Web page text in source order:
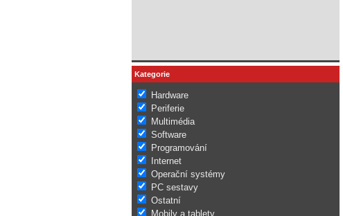
Kategorie
Hardware
Periferie
Multimédia
Software
Programování
Internet
Operační systémy
PC sestavy
Ostatní
Mobily a tablety